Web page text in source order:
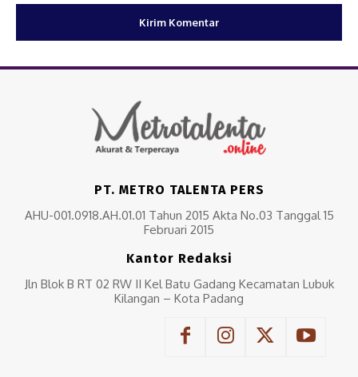
PT. METRO TALENTA PERS
AHU-001.0918.AH.01.01 Tahun 2015 Akta No.03 Tanggal 15
Februari 2015
Kantor Redaksi
Jln Blok B RT 02 RW II Kel Batu Gadang Kecamatan Lubuk
Kilangan – Kota Padang